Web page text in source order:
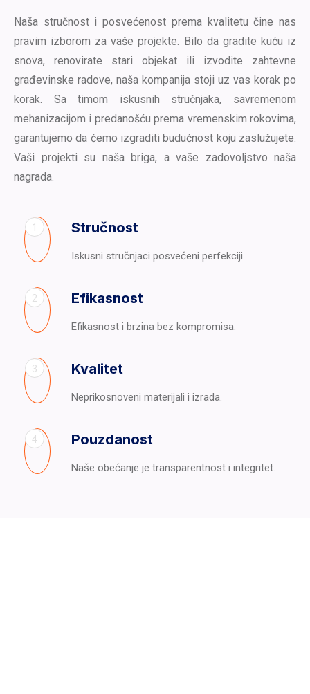
Naša stručnost i posvećenost prema kvalitetu čine nas
pravim izborom za vaše projekte. Bilo da gradite kuću iz
snova, renovirate stari objekat ili izvodite zahtevne
građevinske radove, naša kompanija stoji uz vas korak po
korak. Sa timom iskusnih stručnjaka, savremenom
mehanizacijom i predanošću prema vremenskim rokovima,
garantujemo da ćemo izgraditi budućnost koju zaslužujete.
Vaši projekti su naša briga, a vaše zadovoljstvo naša
nagrada.
1 Stručnost
Iskusni stručnjaci posvećeni perfekciji.
2 Efikasnost
Efikasnost i brzina bez kompromisa.
3 Kvalitet
Neprikosnoveni materijali i izrada.
4 Pouzdanost
Naše obećanje je transparentnost i integritet.